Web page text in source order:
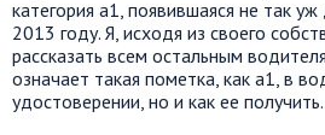
категория а1, появившаяся не так
2013 году. Я, исходя из своего
рассказать всем остальным
означает такая пометка, как а1, в
удостоверении, но и как ее получить.